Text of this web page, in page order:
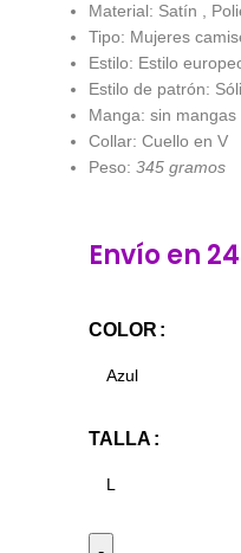
Material: Satín ,
Tipo: Mujeres
Estilo: Estilo
Estilo de patrón:
Manga: sin mangas
Collar: Cuello en V
Peso: 345 gramos
Envío en
COLOR
TALLA